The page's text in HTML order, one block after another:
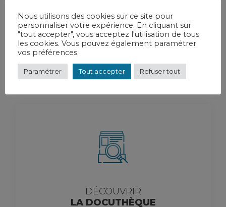
DÉCOUVRIR
LA DOCUTHÈQUE
Nous utilisons des cookies sur ce site pour
personnaliser votre expérience. En cliquant sur
"tout accepter", vous acceptez l'utilisation de tous
les cookies. Vous pouvez également paramétrer
vos préférences.
Paramétrer Tout accepter Refuser tout